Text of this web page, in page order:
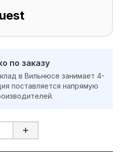
по заказу
в Вильнюсе занимает 4-
поставляется напрямую